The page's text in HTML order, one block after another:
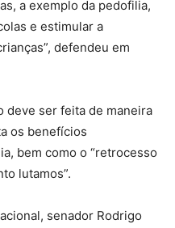
a exemplo da pedofilia,
e estimular a
defendeu em
deve ser feita de maneira
os benefícios
bem como o “retrocesso
lutamos”.
senador Rodrigo